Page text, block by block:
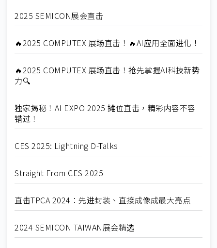
2025 SEMICON展会直击
🔥2025 COMPUTEX 展场直击！🔥AI应用全面进化！
🔥2025 COMPUTEX 展场直击！抢先掌握AI科技新势
力🔍
独家揭秘！AI EXPO 2025 摊位直击，精彩内容不容
错过！
CES 2025: Lightning D-Talks
Straight From CES 2025
直击TPCA 2024：先进封装、直接成像成最大亮点
2024 SEMICON TAIWAN展会精选